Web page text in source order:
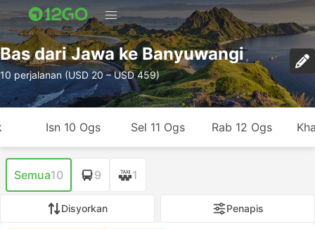
Bas dari Jawa ke Banyuwangi
10 perjalanan (USD 20 – USD 459)
Isn 10 Ogs Sel 11 Ogs Rab 12 Ogs
Semua10 9 1
Disyorkan Penapis